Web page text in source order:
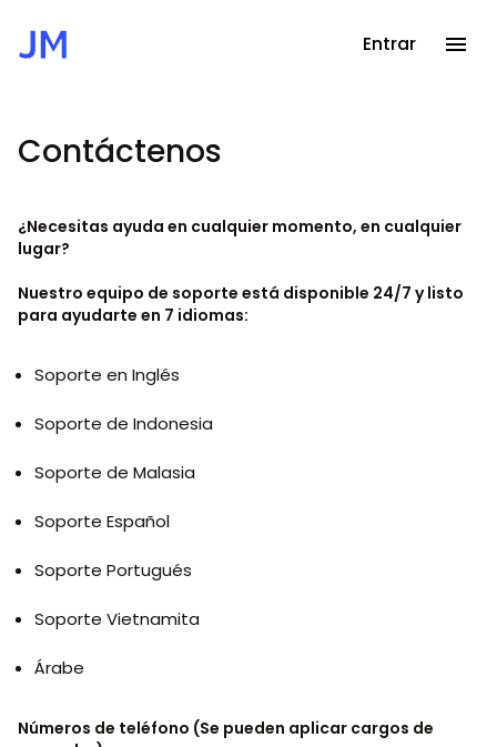
Entrar
Inicio
Atención
Contáctenos
Contáctenos
¿Necesitas ayuda en cualquier momento, en cualquier
lugar?
Nuestro equipo de soporte está disponible 24/7 y listo
para ayudarte en 7 idiomas:
Soporte en Inglés
Soporte de Indonesia
Soporte de Malasia
Soporte Español
Soporte Portugués
Soporte Vietnamita
Árabe
Números de teléfono (Se pueden aplicar cargos de